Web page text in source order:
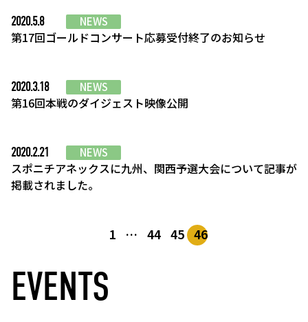
2020.5.8 NEWS
第17回ゴールドコンサート応募受付終了のお知らせ
2020.3.18 NEWS
第16回本戦のダイジェスト映像公開
2020.2.21 NEWS
スポニチアネックスに九州、関西予選大会について記事が
掲載されました。
1 … 44 45 46
EVENTS